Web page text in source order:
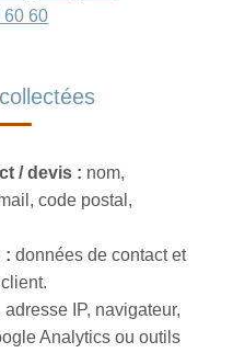
60 60
/ devis : nom,
code postal,
: données de contact et
IP, navigateur,
Analytics ou outils